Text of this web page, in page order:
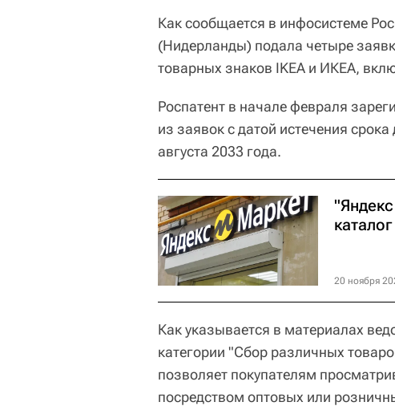
Как сообщается в инфосистеме
(Нидерланды) подала четыре
товарных знаков IKEA и ИКЕА,
Роспатент в начале февраля
из заявок с датой истечения
августа 2033 года.
20 ноября
Как указывается в материалах
категории "Сбор различных
позволяет покупателям
посредством оптовых или